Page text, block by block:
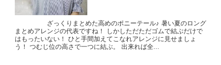
ざっくりまとめた高めのポニーテール♪ 暑い夏のロング
まとめアレンジの代表ですね！ しかしただただゴムで結ぶだけで
はもったいない！ ひと手間加えてこなれアレンジに見せましょ
う！ つむじ位の高さで一つに結ぶ。 出来れば全...